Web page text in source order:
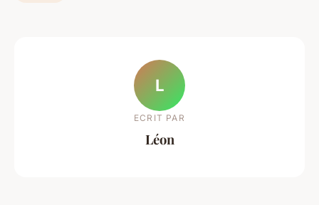
L
ECRIT PAR
Léon